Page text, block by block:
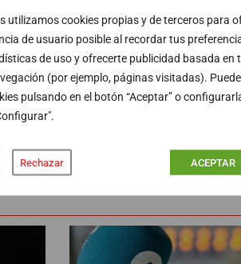
utilizamos cookies propias y de terceros para
de usuario posible al recordar tus
de uso y ofrecerte publicidad basada en
(por ejemplo, páginas visitadas).
pulsando en el botón “Aceptar” o
Rechazar ACEPTAR
al frente deEl transistortras la
de lo que diga el segundo baremo del
creciendo hasta los 227.000
de la franja.